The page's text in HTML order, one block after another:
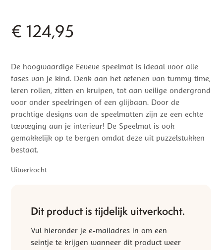
€ 124,95
De hoogwaardige Eeveve speelmat is ideaal voor alle
fases van je kind. Denk aan het oefenen van tummy time,
leren rollen, zitten en kruipen, tot aan veilige ondergrond
voor onder speelringen of een glijbaan. Door de
prachtige designs van de speelmatten zijn ze een echte
toevoeging aan je interieur! De Speelmat is ook
gemakkelijk op te bergen omdat deze uit puzzelstukken
bestaat.
Uitverkocht
Dit product is tijdelijk uitverkocht.
Vul hieronder je e-mailadres in om een
seintje te krijgen wanneer dit product weer